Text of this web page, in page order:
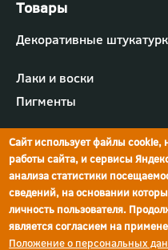
г.Ростов-на-Дону,
ул.Мечникова, д.134
Футер
-
меню
"Товары"
Декоративные
Лаки и воски
Пигменты
Политика
Сайт использует файлы cookie,
работы сайта, и сервисы
анализа статистики
сведений, на основании
личность пользователя.
является согласием на
Положение о персональных